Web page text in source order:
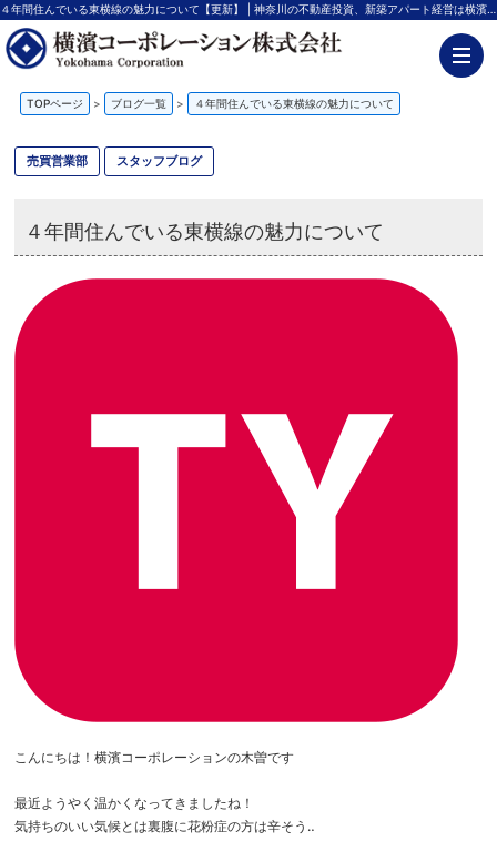
４年間住んでいる東横線の魅力について【更新】 | 神奈川の不動産投資、新築アパート経営は横濱コーポレーション
TOPページ > ブログ一覧 > ４年間住んでいる東横線の魅力について
売買営業部 スタッフブログ
４年間住んでいる東横線の魅力について
こんにちは！横濱コーポレーションの木曽です
最近ようやく温かくなってきましたね！
気持ちのいい気候とは裏腹に花粉症の方は辛そう‥